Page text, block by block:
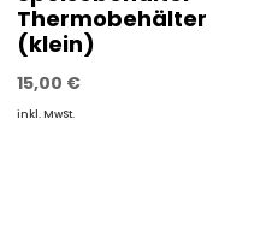
Thermobehälter
(klein)
15,00 €
inkl. MwSt.